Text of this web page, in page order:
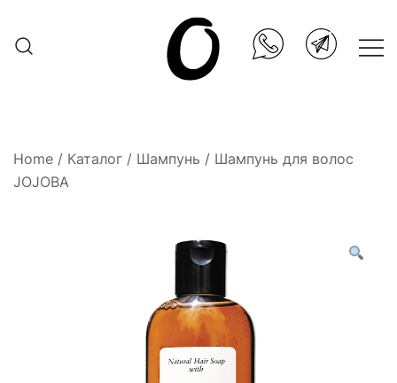
content
Home / Каталог / Шампунь / Шампунь для волос
JOJOBA